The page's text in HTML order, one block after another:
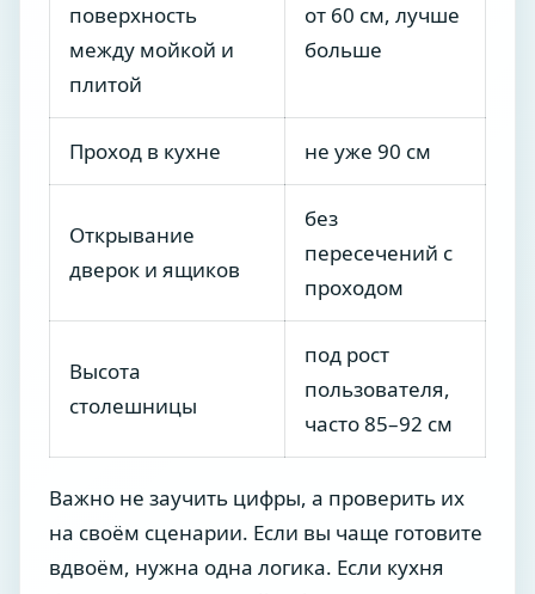
поверхность
между мойкой и
плитой
от 60 см, лучше
больше
Проход в кухне не уже 90 см
Открывание
дверок и ящиков
без
пересечений с
проходом
Высота
столешницы
под рост
пользователя,
часто 85–92 см
Важно не заучить цифры, а проверить их
на своём сценарии. Если вы чаще готовите
вдвоём, нужна одна логика. Если кухня